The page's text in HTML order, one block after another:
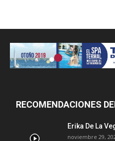
RECOMENDACIONES
Erika De La
noviembre 29,